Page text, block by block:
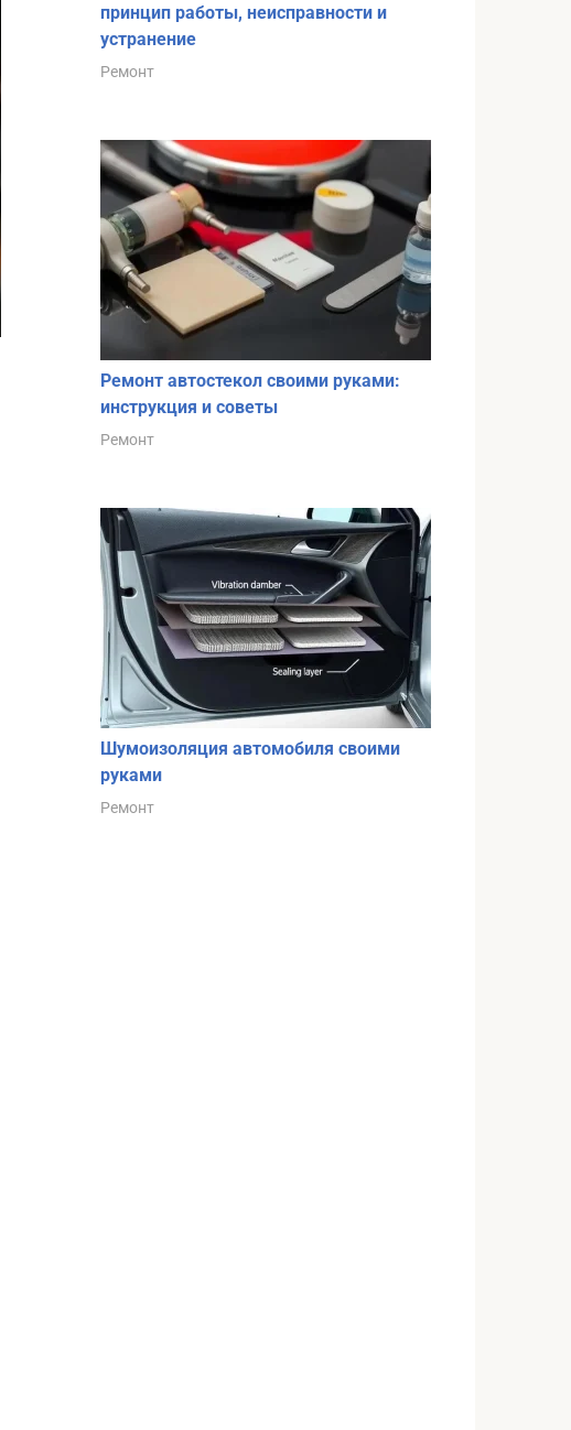
принцип работы, неисправности и
устранение
Ремонт
Ремонт автостекол своими руками:
инструкция и советы
Ремонт
Шумоизоляция автомобиля своими
руками
Ремонт